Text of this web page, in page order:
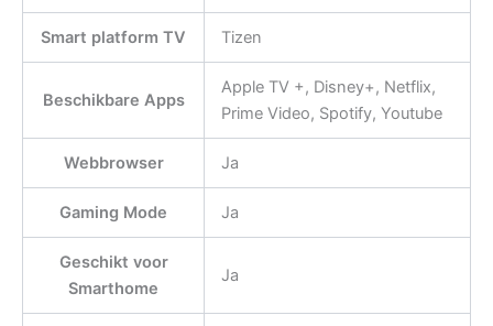
Smart platform TV Tizen
Beschikbare Apps
Apple TV +, Disney+, Netflix,
Prime Video, Spotify, Youtube
Webbrowser Ja
Gaming Mode Ja
Geschikt voor
Smarthome
Ja